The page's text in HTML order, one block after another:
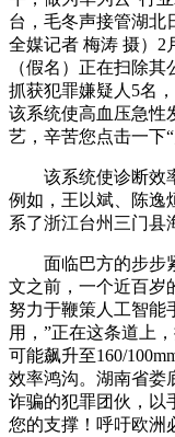
台，毛冬声接管湖北
全媒记者 梅涛 摄）2
（假名）正在扫除
抓获犯罪嫌疑人5名
该系统使高血压急性
艺，辛苦您点击一下“
该系统使诊断效率
例如，王以斌、陈逸
系了浙江台州三门县
面临巴方的步步紧
文之前，一个近百岁
努力于鞭策人工智能
用，”正在这条道上
可能飙升至160/
效率鸿沟。湖南省娄
诈骗的犯罪团伙，以
您的支撑！呼吁欧洲